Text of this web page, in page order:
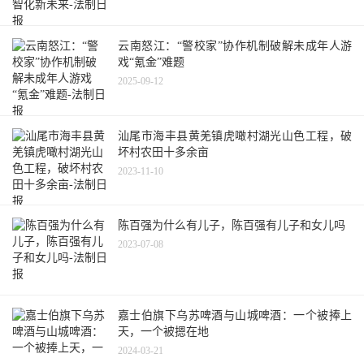
云南怒江：“警校家”协作机制破解未成年人游
戏“氪金”难题
2025-09-12
汕尾市海丰县黄羌镇虎噉村湖光山色工程，破
坏村农田十多余亩
2023-11-10
陈百强为什么有儿子，陈百强有儿子和女儿吗
2023-07-08
嘉士伯旗下乌苏啤酒与山城啤酒：一个被捧上
天，一个被摁在地
2024-03-21